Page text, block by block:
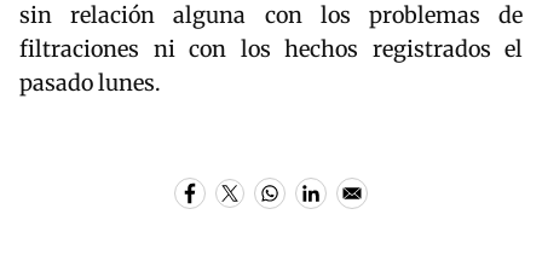
sin relación alguna con los problemas de
filtraciones ni con los hechos registrados el
pasado lunes.